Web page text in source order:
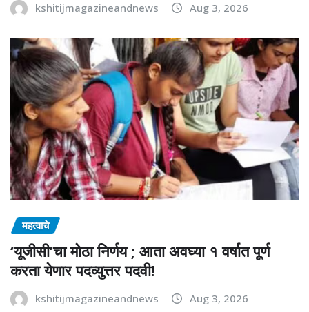
kshitijmagazineandnews Aug 3, 2026
महत्वाचे
‘यूजीसी’चा मोठा निर्णय ; आता अवघ्या १ वर्षात पूर्ण
करता येणार पदव्युत्तर पदवी!
kshitijmagazineandnews Aug 3, 2026